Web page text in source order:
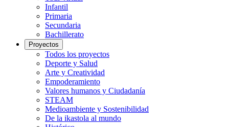
Infantil
Primaria
Secundaria
Bachillerato
Proyectos
Todos los proyectos
Deporte y Salud
Arte y Creatividad
Empoderamiento
Valores humanos y Ciudadanía
STEAM
Medioambiente y Sostenibilidad
De la ikastola al mundo